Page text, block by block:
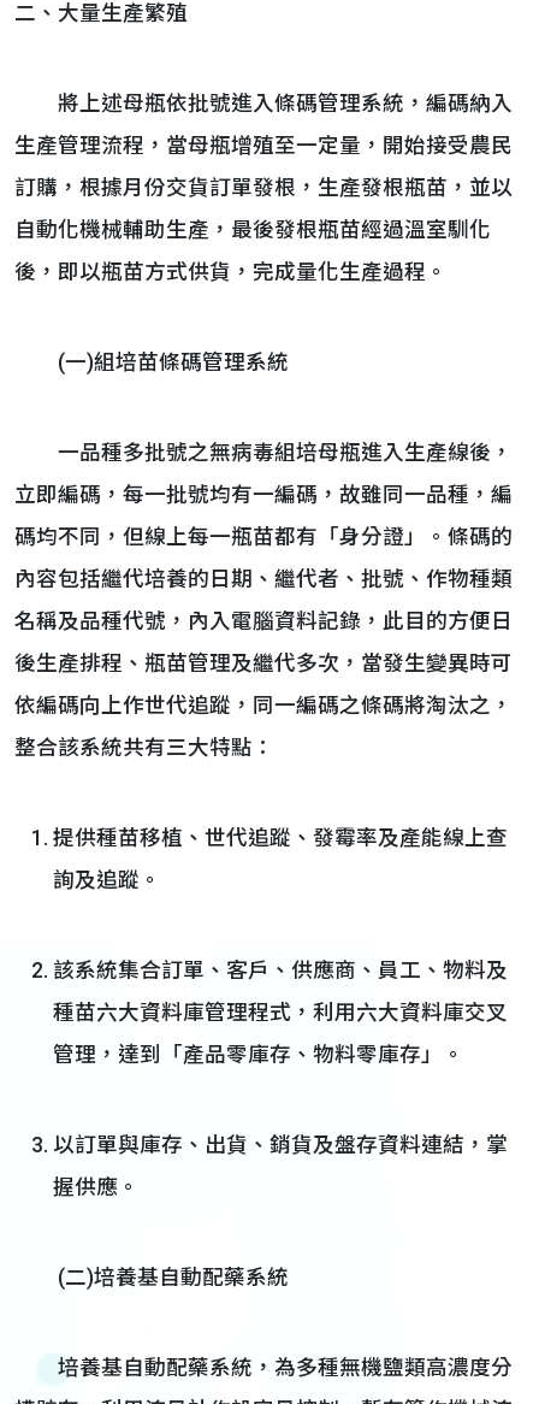
二、大量生產繁殖
將上述母瓶依批號進入條碼管理系統，編碼納入
生產管理流程，當母瓶增殖至一定量，開始接受農民
訂購，根據月份交貨訂單發根，生產發根瓶苗，並以
自動化機械輔助生產，最後發根瓶苗經過溫室馴化
後，即以瓶苗方式供貨，完成量化生產過程。
(一)組培苗條碼管理系統
一品種多批號之無病毒組培母瓶進入生產線後，
立即編碼，每一批號均有一編碼，故雖同一品種，編
碼均不同，但線上每一瓶苗都有「身分證」。條碼的
內容包括繼代培養的日期、繼代者、批號、作物種類
名稱及品種代號，內入電腦資料記錄，此目的方便日
後生產排程、瓶苗管理及繼代多次，當發生變異時可
依編碼向上作世代追蹤，同一編碼之條碼將淘汰之，
整合該系統共有三大特點：
提供種苗移植、世代追蹤、發霉率及產能線上查
詢及追蹤。
該系統集合訂單、客戶、供應商、員工、物料及
種苗六大資料庫管理程式，利用六大資料庫交叉
管理，達到「產品零庫存、物料零庫存」。
以訂單與庫存、出貨、銷貨及盤存資料連結，掌
握供應。
(二)培養基自動配藥系統
培養基自動配藥系統，為多種無機鹽類高濃度分